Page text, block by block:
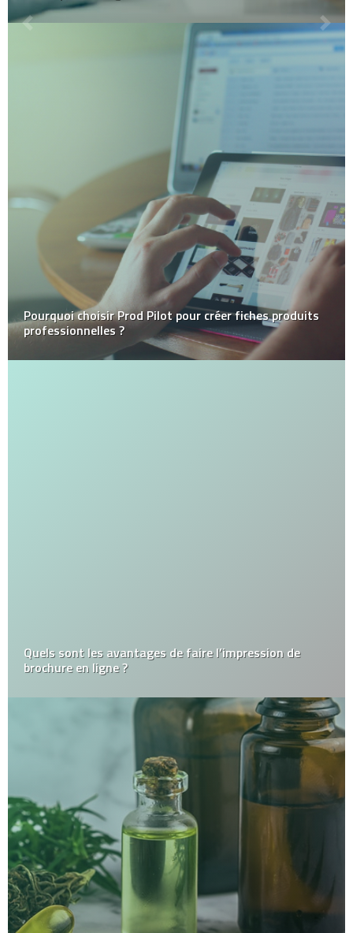
Pourquoi choisir Prod Pilot pour créer fiches produits
professionnelles ?
Quels sont les avantages de faire l’impression de
brochure en ligne ?